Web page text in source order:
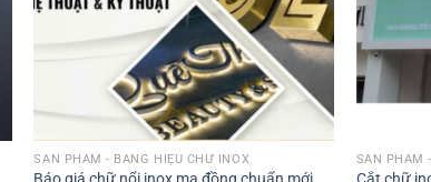
SẢN PHẨM - BẢNG HIỆU CHỮ INOX SẢN PHẨM